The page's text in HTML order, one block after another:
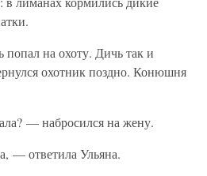
на охоту. Дичь так и
охотник поздно. Конюшня
— набросился на жену.
— ответила Ульяна.